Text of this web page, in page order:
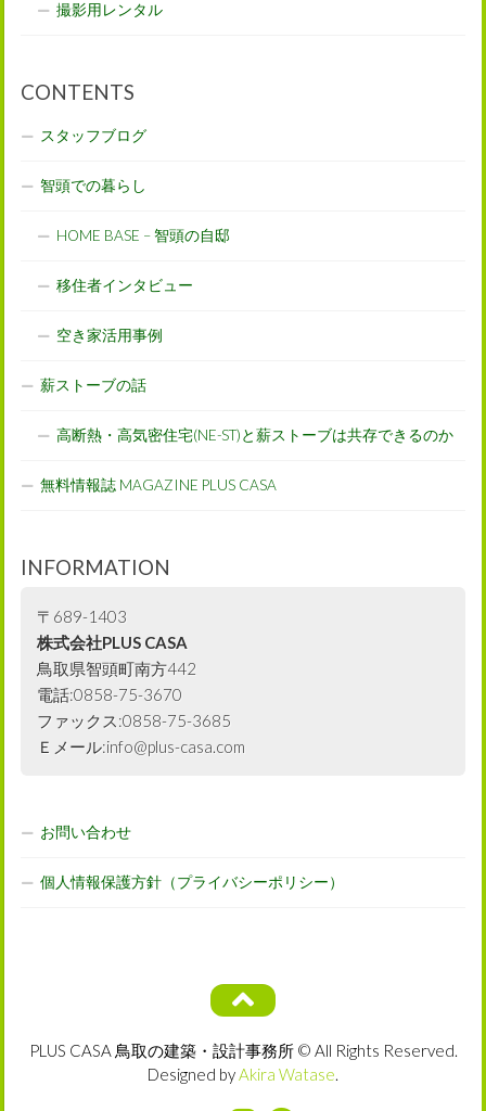
撮影用レンタル
CONTENTS
スタッフブログ
智頭での暮らし
HOME BASE – 智頭の自邸
移住者インタビュー
空き家活用事例
薪ストーブの話
高断熱・高気密住宅(NE-ST)と薪ストーブは共存できるのか
無料情報誌 MAGAZINE PLUS CASA
INFORMATION
〒689-1403
株式会社PLUS CASA
鳥取県智頭町南方442
電話:0858-75-3670
ファックス:0858-75-3685
Ｅメール:info@plus-casa.com
お問い合わせ
個人情報保護方針（プライバシーポリシー）
PLUS CASA 鳥取の建築・設計事務所 © All Rights Reserved.
Designed byAkira Watase.